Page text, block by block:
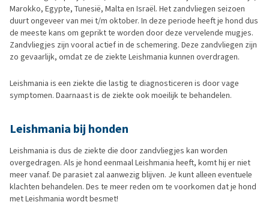
Marokko, Egypte, Tunesië, Malta en Israël. Het zandvliegen seizoen
duurt ongeveer van mei t/m oktober. In deze periode heeft je hond dus
de meeste kans om geprikt te worden door deze vervelende mugjes.
Zandvliegjes zijn vooral actief in de schemering. Deze zandvliegen zijn
zo gevaarlijk, omdat ze de ziekte Leishmania kunnen overdragen.
Leishmania is een ziekte die lastig te diagnosticeren is door vage
symptomen. Daarnaast is de ziekte ook moeilijk te behandelen.
Leishmania bij honden
Leishmania is dus de ziekte die door zandvliegjes kan worden
overgedragen. Als je hond eenmaal Leishmania heeft, komt hij er niet
meer vanaf. De parasiet zal aanwezig blijven. Je kunt alleen eventuele
klachten behandelen. Des te meer reden om te voorkomen dat je hond
met Leishmania wordt besmet!